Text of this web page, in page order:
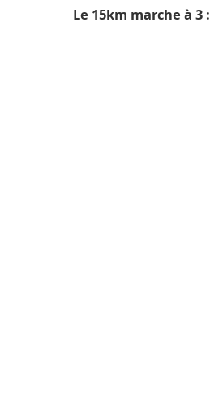
Le 15km marche à 3 :